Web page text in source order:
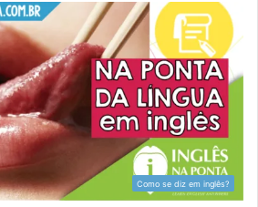
Como se diz em inglês?